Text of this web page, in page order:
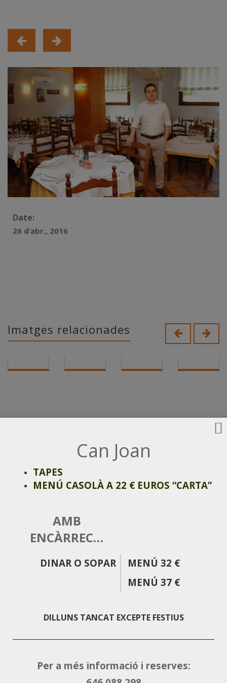
Date:
26 d’abr., 2016
Imatges relacionades
@CostaBravaVibes
Can Joan
TAPES
MENÚ CASOLÀ A 22 € EUROS “CARTA”
AMB
ENCÀRREC…
DINAR O SOPAR
MENÚ 32 €
MENÚ 37 €
DILLUNS TANCAT EXCEPTE FESTIUS
Per a més informació i reserves: